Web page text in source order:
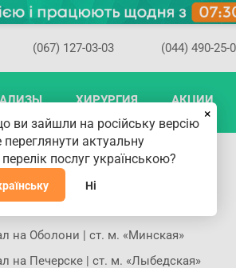
(067) 127-03-03 (044) 490-25-
ХИРУРГИЯ АКЦИИ
Марина Ивановна
на Оболони | ст. м. «Минская»
на Печерске | ст. м. «Лыбедская»
×
ви зайшли на російську версію
актуальну
послуг українською?
Ні